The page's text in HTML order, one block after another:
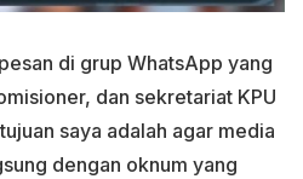
di grup WhatsApp yang
dan sekretariat KPU
saya adalah agar media
dengan oknum yang